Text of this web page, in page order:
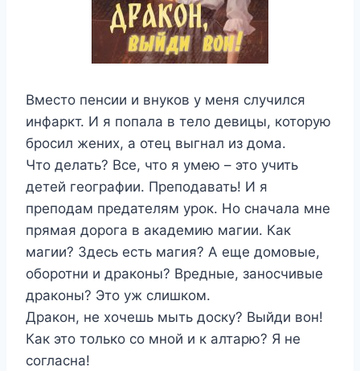
Вместо пенсии и внуков у меня случился
инфаркт. И я попала в тело девицы, которую
бросил жених, а отец выгнал из дома.
Что делать? Все, что я умею – это учить
детей географии. Преподавать! И я
преподам предателям урок. Но сначала мне
прямая дорога в академию магии. Как
магии? Здесь есть магия? А еще домовые,
оборотни и драконы? Вредные, заносчивые
драконы? Это уж слишком.
Дракон, не хочешь мыть доску? Выйди вон!
Как это только со мной и к алтарю? Я не
согласна!